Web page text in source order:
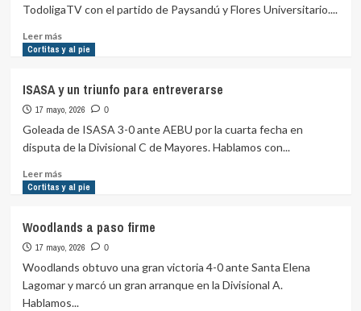
Entrevista
a
Sosa
de
Flores
TodoligaTV con el partido de Paysandú y Flores Universitario....
Leer másLeer
más
2026
|
Programa
Paysandú
vs
Cortitas y al pie
ISASA y un triunfo para entreverarse
17 mayo, 2026 0
Goleada de ISASA 3-0 ante AEBU por la cuarta fecha en
disputa de la Divisional C de Mayores. Hablamos con...
Leer másLeer
más
y
un
triunfo
entreverarse
Cortitas y al pie
Woodlands a paso firme
17 mayo, 2026 0
Woodlands obtuvo una gran victoria 4-0 ante Santa Elena
Lagomar y marcó un gran arranque en la Divisional A.
Hablamos...